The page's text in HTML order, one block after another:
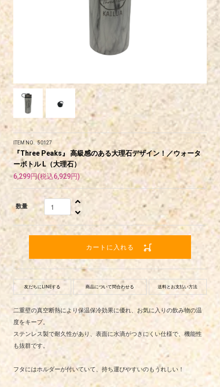
ITEM NO. 50127
『Three Peaks』 高級感のある大理石デザイン！／ウォータ
ーボトル L（大理石）
6,299円(税込6,929円)
数量
カートに入れる
友だちにLINEする 商品について問合わせる 送料とお支払い方法
二重壁の真空断熱により保温保冷効果に優れ、お気に入りの飲み物の温
度をキープ。
ステンレス製で耐久性があり、表面に水滴がつきにくい仕様で、機能性
も抜群です。
フタにはホルダーが付いていて、持ち運びやすいのもうれしい！